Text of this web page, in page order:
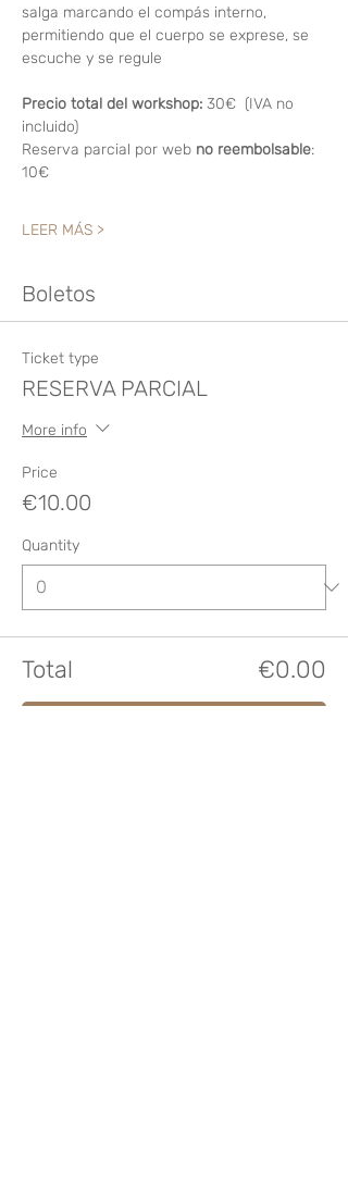
salga marcando el compás interno,
permitiendo que el cuerpo se exprese, se
escuche y se regule
Precio total del workshop: 30€  (IVA no
incluido)
Reserva parcial por web no reembolsable:
10€
LEER MÁS >
Boletos
Ticket type
RESERVA PARCIAL
More info
Price
€10.00
Quantity
Total €0.00